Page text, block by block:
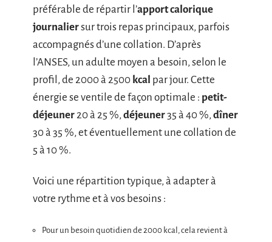
préférable de répartir l’apport calorique
journaliersur trois repas principaux, parfois
accompagnés d’une collation. D’après
l’ANSES, un adulte moyen a besoin, selon le
profil, de 2000 à 2500 kcal par jour. Cette
énergie se ventile de façon optimale : petit-
déjeuner 20 à 25 %, déjeuner35 à 40 %, dîner
30 à 35 %, et éventuellement une collation de
5 à 10 %.
Voici une répartition typique, à adapter à
votre rythme et à vos besoins :
Pour un besoin quotidien de 2000 kcal, cela revient à